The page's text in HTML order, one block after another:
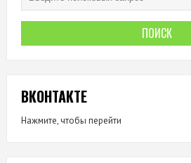
ВКОНТАКТЕ
Нажмите, чтобы перейти